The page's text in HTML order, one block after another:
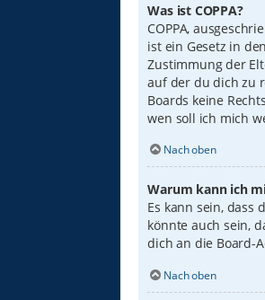
Was ist COPPA?
COPPA,
ist ein Gesetz in
Zustimmung der
auf der du dich zu
Boards keine
wen soll ich mich
Nach oben
Warum kann ich
Es kann sein, dass
könnte auch sein,
dich an die Board-
Nach oben